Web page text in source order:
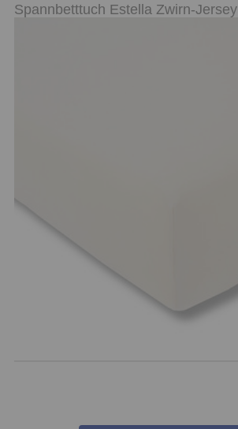
Spannbetttuch Estella Zwirn-Jersey